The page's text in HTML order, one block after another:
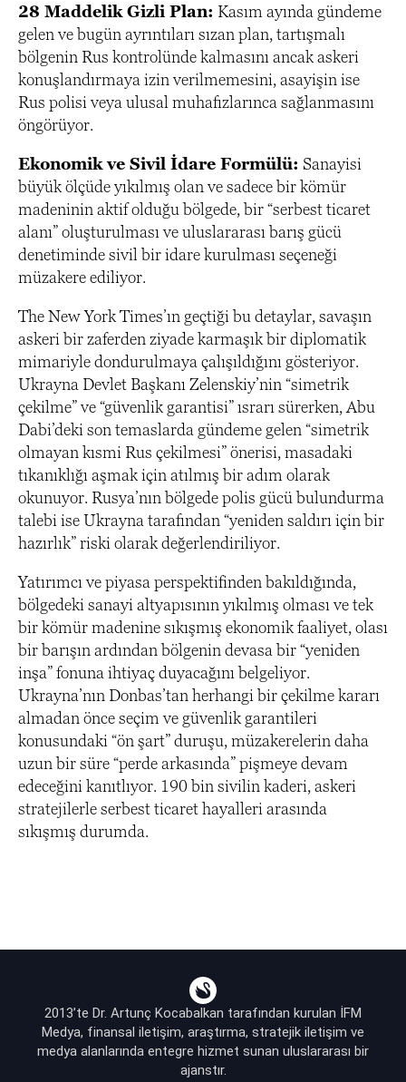
28 Maddelik Gizli Plan: Kasım ayında gündeme
gelen ve bugün ayrıntıları sızan plan, tartışmalı
bölgenin Rus kontrolünde kalmasını ancak askeri
konuşlandırmaya izin verilmemesini, asayişin ise
Rus polisi veya ulusal muhafızlarınca sağlanmasını
öngörüyor.
Ekonomik ve Sivil İdare Formülü: Sanayisi
büyük ölçüde yıkılmış olan ve sadece bir kömür
madeninin aktif olduğu bölgede, bir “serbest ticaret
alanı” oluşturulması ve uluslararası barış gücü
denetiminde sivil bir idare kurulması seçeneği
müzakere ediliyor.
The New York Times’ın geçtiği bu detaylar, savaşın
askeri bir zaferden ziyade karmaşık bir diplomatik
mimariyle dondurulmaya çalışıldığını gösteriyor.
Ukrayna Devlet Başkanı Zelenskiy’nin “simetrik
çekilme” ve “güvenlik garantisi” ısrarı sürerken, Abu
Dabi’deki son temaslarda gündeme gelen “simetrik
olmayan kısmi Rus çekilmesi” önerisi, masadaki
tıkanıklığı aşmak için atılmış bir adım olarak
okunuyor. Rusya’nın bölgede polis gücü bulundurma
talebi ise Ukrayna tarafından “yeniden saldırı için bir
hazırlık” riski olarak değerlendiriliyor.
Yatırımcı ve piyasa perspektifinden bakıldığında,
bölgedeki sanayi altyapısının yıkılmış olması ve tek
bir kömür madenine sıkışmış ekonomik faaliyet, olası
bir barışın ardından bölgenin devasa bir “yeniden
inşa” fonuna ihtiyaç duyacağını belgeliyor.
Ukrayna’nın Donbas’tan herhangi bir çekilme kararı
almadan önce seçim ve güvenlik garantileri
konusundaki “ön şart” duruşu, müzakerelerin daha
uzun bir süre “perde arkasında” pişmeye devam
edeceğini kanıtlıyor. 190 bin sivilin kaderi, askeri
stratejilerle serbest ticaret hayalleri arasında
sıkışmış durumda.
2013’te Dr. Artunç Kocabalkan tarafından kurulan İFM
Medya, finansal iletişim, araştırma, stratejik iletişim ve
medya alanlarında entegre hizmet sunan uluslararası bir
ajanstır.